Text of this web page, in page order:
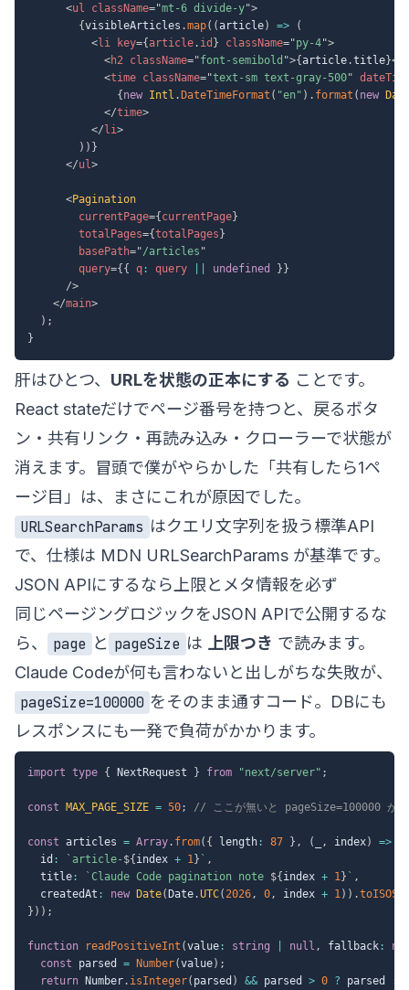
<ul className="mt-6 divide-y">
{visibleArticles .map( (article) =>
(
<li key={article. id } className="py-4">
<h2 className="font-semibold ">{article.title}</
<time className="text-sm text-gray-500"
{ new Intl . DateTimeFormat ( "en" ) . format ( new
</time>
</ li>
) ) }
</ul>
<Pagination
currentPage={ currentPage}
totalPages={totalPages }
basePath="/articles "
query={ { q : query undefined } }
/>
</main>
) ;
}
肝はひとつ、 URLを状態の正本にする ことです。
React stateだけでページ番号を持つと、戻るボタ
ン・共有リンク・再読み込み・クローラーで状態が
消えます。冒頭で僕がやらかした「共有したら1ペ
ージ目」は、まさにこれが原因でした。
URLSearchParams はクエリ文字列を扱う標準API
で、仕様は MDN URLSearchParams が基準です。
JSON APIにするなら上限とメタ情報を必ず
同じページングロジックをJSON APIで公開するな
ら、
page と pageSize は 上限つき で読みます。
Claude Codeが何も言わないと出しがちな失敗が、
pageSize=100000 をそのまま通すコード。DBにも
レスポンスにも一発で負荷がかかります。
import type { NextRequest } from "next/server" ;
const MAX_PAGE_SIZE = 50; // ここが無いと pageSize=100000 が通
const articles = Array. from( { length : 87 } , ( , index) =>
  id
: ` article- ${ index + 1} ` ,
  title
: ` Claude Code pagination note ${ index + 1} ` ,
  createdAt
: new Date( Date.UTC( 2026, 0, index + 1) ) .
} ) ) ;
function readPositiveInt (value : string null , fallback :
const parsed = Number(value) ;
return Number. isInteger( parsed ) && parsed > 0 ? parsed